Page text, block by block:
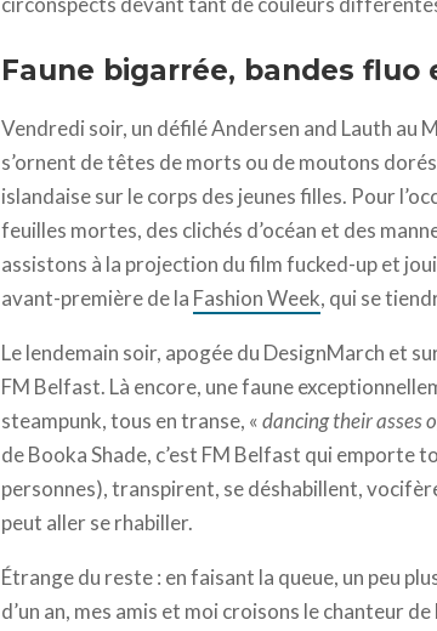
Faune bigarrée, bandes fluo
Vendredi soir, un défilé Andersen and Lauth au
s’ornent de têtes de morts ou de moutons
islandaise sur le corps des jeunes filles. Pour
feuilles mortes, des clichés d’océan et des
assistons à la projection du film fucked-up et
avant-première de la Fashion Week, qui se
Le lendemain soir, apogée du DesignMarch et
FM Belfast. Là encore, une faune
steampunk, tous en transe, «dancing their asses
de Booka Shade, c’est FM Belfast qui emporte
personnes), transpirent, se déshabillent,
peut aller se rhabiller.
Étrange du reste : en faisant la queue, un peu
d’un an, mes amis et moi croisons le chanteur